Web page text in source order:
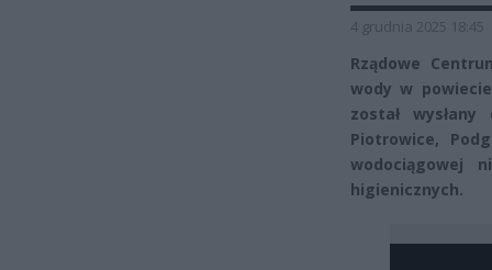
4 grudnia 2025 18:45
Rządowe
wody w
został
Piotrowice,
wodociągowej
higienicznych.